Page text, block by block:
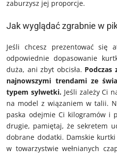
zaburzysz jej proporcje.
Jak wyglądać zgrabnie w
Jeśli chcesz prezentować się
odpowiednie dopasowanie
duża, ani zbyt obcisła.
najnowszymi trendami ze
typem sylwetki. Jeśli zależy Ci
na model z wiązaniem w talii.
paska odejmie Ci kilogramów i
drugie, pamiętaj, że sekretem
dobrane dodatki. Damskie
w towarzystwie wełnianych